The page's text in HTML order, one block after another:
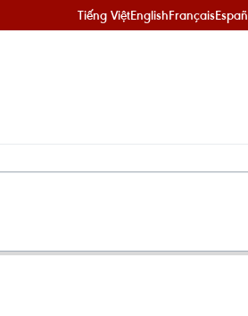
Tiếng ViệtEnglishFrançais